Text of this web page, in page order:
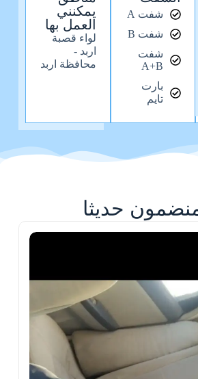
شفت A
شفت B
شفت
A+B
بارت
تايم
يمكنني
العمل بها
لواء قصبة
اربد -
محافظة اربد
حديثا